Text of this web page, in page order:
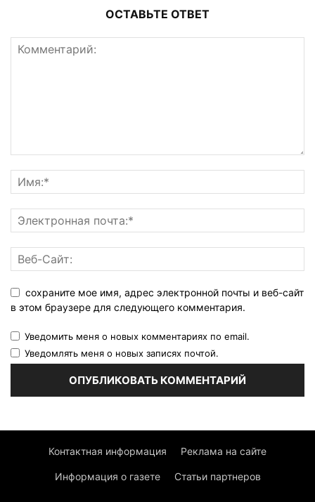
ОСТАВЬТЕ ОТВЕТ
сохраните мое имя, адрес электронной почты и веб-сайт
в этом браузере для следующего комментария.
Уведомить меня о новых комментариях по email.
Уведомлять меня о новых записях почтой.
Контактная информация Реклама на сайте
Информация о газете Статьи партнеров